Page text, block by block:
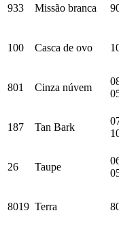
933 Missão branca
100 Casca de ovo
801 Cinza núvem
187 Tan Bark
26 Taupe
8019 Terra